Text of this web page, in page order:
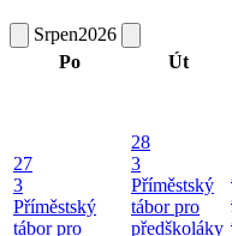
Srpen2026
Po
Út
27
3
Příměstský
tábor pro
28
3
Příměstský
tábor pro
předškoláky